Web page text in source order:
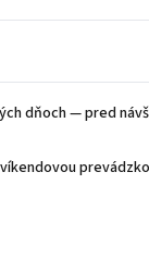
dňoch — pred